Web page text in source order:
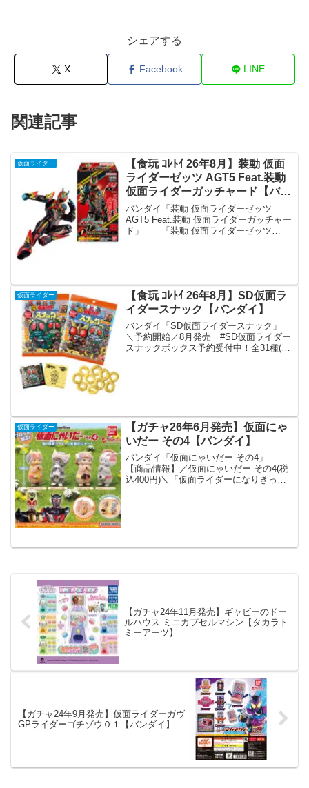
シェアする
X Facebook LINE
関連記事
仮面ライダー
【食玩 ｺﾚﾄｲ 26年8月】装動 仮面
ライダーゼッツ AGT5 Feat.装動
仮面ライダーガッチャード【バン
ダイ】
バンダイ「装動 仮面ライダーゼッツ
AGT5 Feat.装動 仮面ライダーガッチャー
ド」 「装動 仮面ライダーゼッツ
仮面ライダー
【食玩 ｺﾚﾄｲ 26年8月】SD仮面ラ
イダースナック【バンダイ】
バンダイ「SD仮面ライダースナック」
＼予約開始／8月発売 #SD仮面ライダー
スナックボックス予約受付中！全31種(う
仮面ライダー
【ガチャ26年6月発売】仮面にゃ
いだー その4【バンダイ】
バンダイ「仮面にゃいだー その4」
【商品情報】／仮面にゃいだー その4(税
込400円)＼「仮面ライダーになりきった
【ガチャ24年11月発売】ギャビーのドー
ルハウス ミニカプセルマシン【タカラト
ミーアーツ】
【ガチャ24年9月発売】仮面ライダーガヴ
GPライダーゴチゾウ０１【バンダイ】